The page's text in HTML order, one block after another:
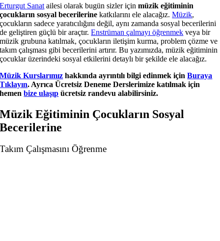
Erturgut Sanat ailesi olarak bugün sizler içinmüzik eğitiminin
çocukların sosyal becerilerine katkılarını ele alacağız.Müzik,
çocukların sadece yaratıcılığını değil, aynı zamanda sosyal becerilerini
de geliştiren güçlü bir araçtır.Enstrüman çalmayı öğrenmek veya bir
müzik grubuna katılmak, çocukların iletişim kurma, problem çözme ve
takım çalışması gibi becerilerini artırır. Bu yazımızda, müzik eğitiminin
çocuklar üzerindeki sosyal etkilerini detaylı bir şekilde ele alacağız.
Müzik Kurslarımız hakkında ayrıntılı bilgi edinmek içinBuraya
Tıklayın. Ayrıca Ücretsiz Deneme Derslerimize katılmak için
hemenbize ulaşıp ücretsiz randevu alabilirsiniz.
Müzik Eğitiminin Çocukların Sosyal
Becerilerine
Takım Çalışmasını Öğrenme